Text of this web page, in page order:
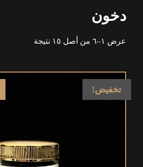
دخون
عرض ١–٦ من أصل ١٥ نتيجة
تخفيض!